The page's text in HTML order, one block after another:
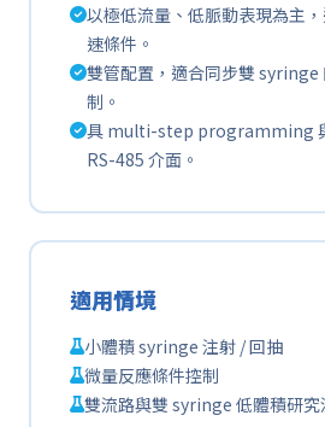
以極低流量、低脈動表現為主
速條件。
雙管配置，適合同步雙 syringe
制。
具 multi-step programming
RS-485 介面。
適用情境
小體積 syringe 注射 / 回抽
微量反應條件控制
雙流路與雙 syringe 低體積研究